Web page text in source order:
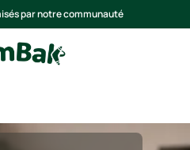
par notre communauté